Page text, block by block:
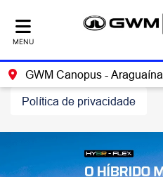
MENU
GWM Canopus - Araguaína
Política de privacidade